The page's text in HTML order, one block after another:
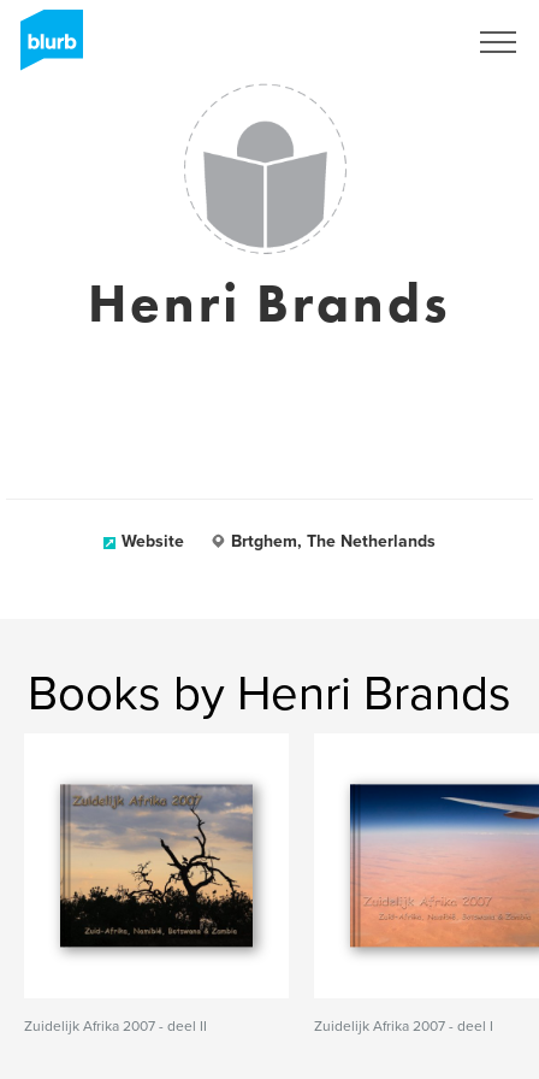
Henri Brands
Website Brtghem, The Netherlands
Books by Henri Brands
Zuidelijk Afrika 2007 - deel II Zuidelijk Afrika 2007 - deel I